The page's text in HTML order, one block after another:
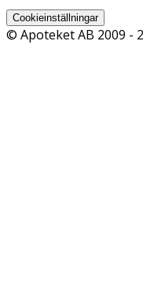
Cookieinställningar
© Apoteket AB 2009 -